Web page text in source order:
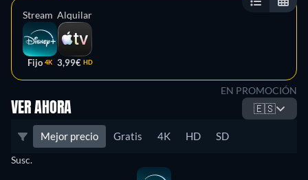
Stream
Fijo 4K
Alquilar
3,99€ HD
EN PROMOCIÓN
VER AHORA 🇪🇸
Mejor precio Gratis 4K HD SD
Susc.